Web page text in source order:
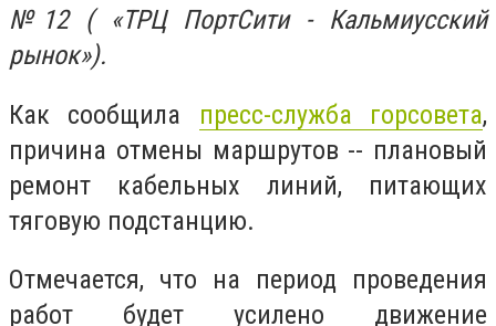
№12 ( «ТРЦ ПортСити - Кальмиусский
рынок»).
Как сообщила пресс-служба горсовета,
причина отмены маршрутов -- плановый
ремонт кабельных линий, питающих
тяговую подстанцию.
Отмечается, что на период проведения
работ будет усилено движение